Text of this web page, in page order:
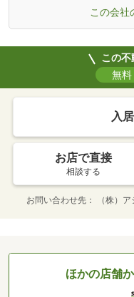
この会社
この不
無料
入
お店で直接
相談する
お問い合わせ先 （株）
ほかの店舗